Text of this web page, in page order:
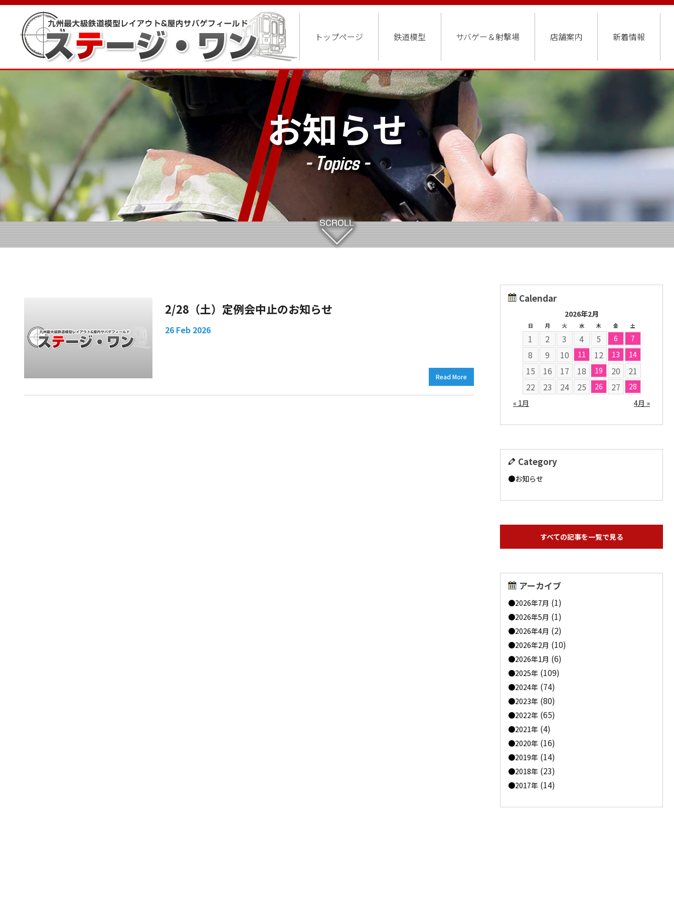
トップページ 鉄道模型 サバゲー＆射撃場 店舗案内 新着情報
お知らせ
- Topics -
2/28（土）定例会中止のお知らせ
26 Feb 2026
Read More
Calendar
2026年2月
日 月 火 水 木 金 土
1 2 3 4 5 6 7
8 9 10 11 12 13 14
15 16 17 18 19 20
21
22
23 24 25 26 27
28
« 1月
4月 »
Category
お知らせ
すべての記事を一覧で見る
アーカイブ
2026年7月 (1)
2026年5月 (1)
2026年4月 (2)
2026年2月 (10)
2026年1月 (6)
2025年 (109)
2024年 (74)
2023年 (80)
2022年 (65)
2021年 (4)
2020年 (16)
2019年 (14)
2018年 (23)
2017年 (14)